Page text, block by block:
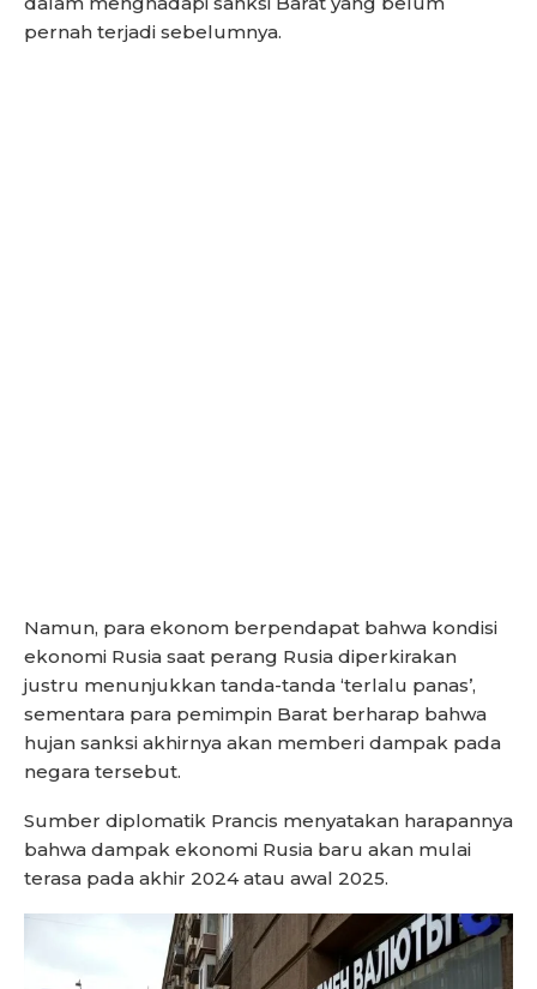
pernah terjadi sebelumnya.
Namun, para ekonom berpendapat bahwa kondisi
ekonomi Rusia saat perang Rusia diperkirakan
justru menunjukkan tanda-tanda ‘terlalu panas’,
sementara para pemimpin Barat berharap bahwa
hujan sanksi akhirnya akan memberi dampak pada
negara tersebut.
Sumber diplomatik Prancis menyatakan harapannya
bahwa dampak ekonomi Rusia baru akan mulai
terasa pada akhir 2024 atau awal 2025.